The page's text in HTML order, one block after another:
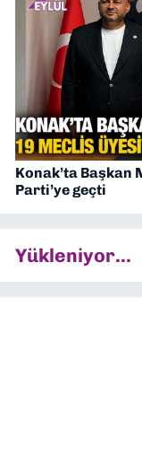
Konak’ta Başkan
Parti’ye geçti
Yükleniyor...